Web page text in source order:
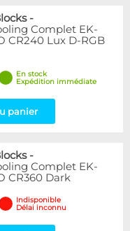
-
Complet EK-
CR240 Lux D-RGB
En stock
Expédition immédiate
panier
-
Complet EK-
CR360 Dark
Indisponible
Délai inconnu